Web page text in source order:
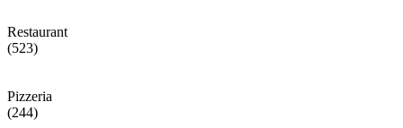
Restaurant
(523)
Pizzeria
(244)